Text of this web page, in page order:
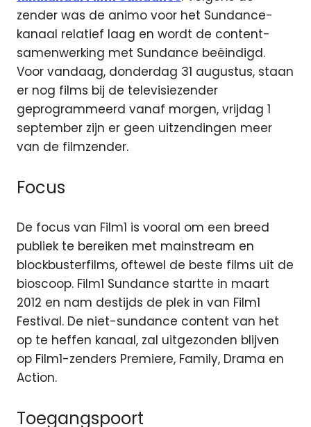
zender was de animo voor het Sundance-
kanaal relatief laag en wordt de content-
samenwerking met Sundance beëindigd.
Voor vandaag, donderdag 31 augustus, staan
er nog films bij de televisiezender
geprogrammeerd vanaf morgen, vrijdag 1
september zijn er geen uitzendingen meer
van de filmzender.
Focus
De focus van Film1 is vooral om een breed
publiek te bereiken met mainstream en
blockbusterfilms, oftewel de beste films uit de
bioscoop. Film1 Sundance startte in maart
2012 en nam destijds de plek in van Film1
Festival. De niet-sundance content van het
op te heffen kanaal, zal uitgezonden blijven
op Film1-zenders Premiere, Family, Drama en
Action.
Toegangspoort